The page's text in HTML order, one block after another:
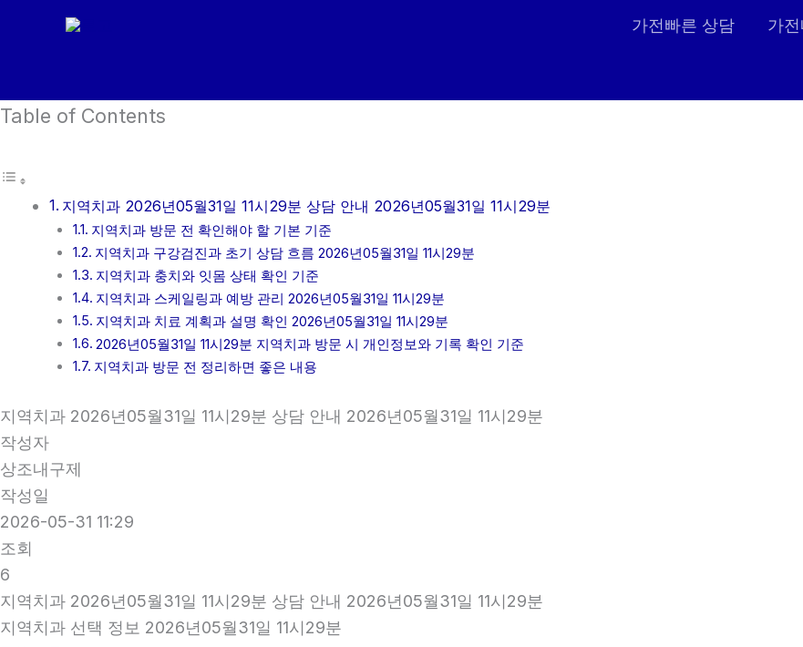
건
뛰
가전빠른 상담 가
Table of Contents
지역치과 2026년05월31일 11시29분 상담 안내 2026년05월31일 11시29분
지역치과 방문 전 확인해야 할 기본 기준
지역치과 구강검진과 초기 상담 흐름 2026년05월31일 11시29분
지역치과 충치와 잇몸 상태 확인 기준
지역치과 스케일링과 예방 관리 2026년05월31일 11시29분
지역치과 치료 계획과 설명 확인 2026년05월31일 11시29분
2026년05월31일 11시29분 지역치과 방문 시 개인정보와 기록 확인 기준
지역치과 방문 전 정리하면 좋은 내용
지역치과 2026년05월31일 11시29분 상담 안내 2026년05월31일 11시29분
작성자
상조내구제
작성일
2026-05-31 11:29
조회
6
지역치과 2026년05월31일 11시29분 상담 안내 2026년05월31일 11시29분
지역치과 선택 정보 2026년05월31일 11시29분